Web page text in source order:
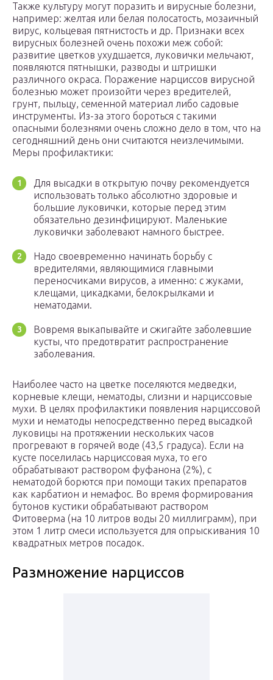
Также культуру могут поразить и вирусные болезни,
например: желтая или белая полосатость, мозаичный
вирус, кольцевая пятнистость и др. Признаки всех
вирусных болезней очень похожи меж собой:
развитие цветков ухудшается, луковички мельчают,
появляются пятнышки, разводы и штришки
различного окраса. Поражение нарциссов вирусной
болезнью может произойти через вредителей,
грунт, пыльцу, семенной материал либо садовые
инструменты. Из-за этого бороться с такими
опасными болезнями очень сложно дело в том, что на
сегодняшний день они считаются неизлечимыми.
Меры профилактики:
Для высадки в открытую почву рекомендуется
использовать только абсолютно здоровые и
большие луковички, которые перед этим
обязательно дезинфицируют. Маленькие
луковички заболевают намного быстрее.
Надо своевременно начинать борьбу с
вредителями, являющимися главными
переносчиками вирусов, а именно: с жуками,
клещами, цикадками, белокрылками и
нематодами.
Вовремя выкапывайте и сжигайте заболевшие
кусты, что предотвратит распространение
заболевания.
Наиболее часто на цветке поселяются медведки,
корневые клещи, нематоды, слизни и нарциссовые
мухи. В целях профилактики появления нарциссовой
мухи и нематоды непосредственно перед высадкой
луковицы на протяжении нескольких часов
прогревают в горячей воде (43,5 градуса). Если на
кусте поселилась нарциссовая муха, то его
обрабатывают раствором фуфанона (2%), с
нематодой борются при помощи таких препаратов
как карбатион и немафос. Во время формирования
бутонов кустики обрабатывают раствором
Фитоверма (на 10 литров воды 20 миллиграмм), при
этом 1 литр смеси используется для опрыскивания 10
квадратных метров посадок.
Размножение нарциссов